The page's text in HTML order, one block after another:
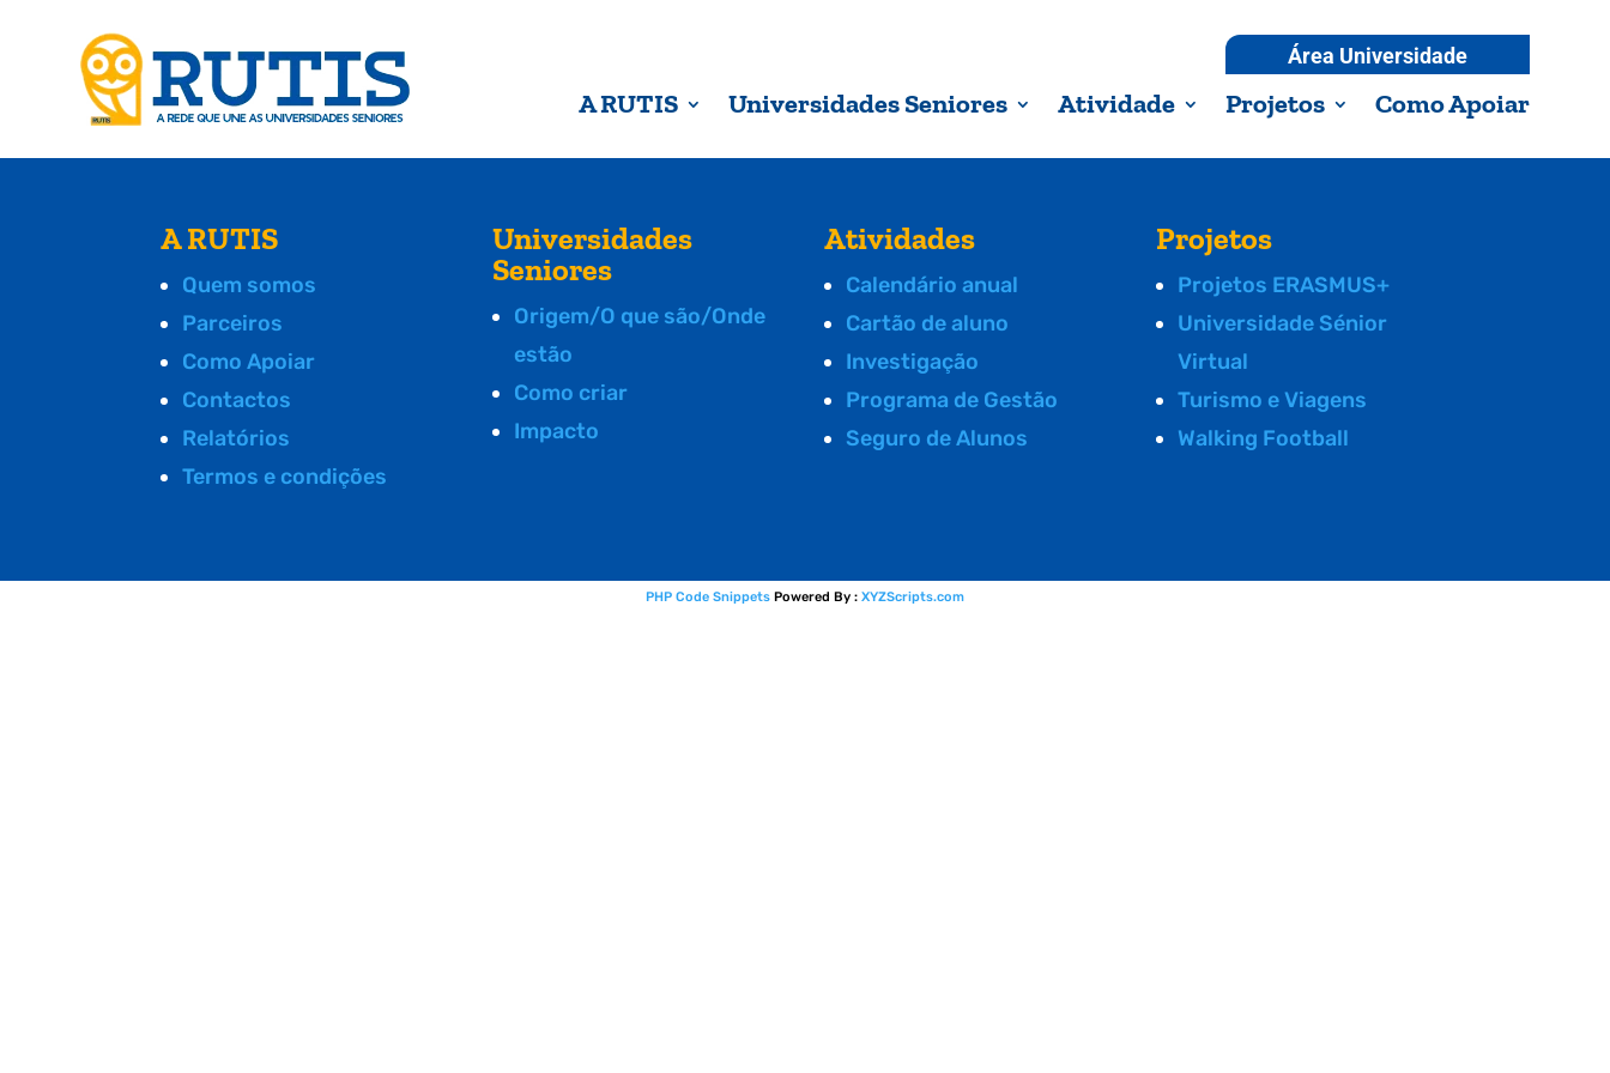
Área Universidade
A RUTIS Universidades Seniores Atividade Projetos Como Apoiar
A RUTIS
Quem somos
Parceiros
Como Apoiar
Contactos
Relatórios
Termos e condições
Universidades
Seniores
Origem/O que são/Onde
estão
Como criar
Impacto
Atividades
Calendário anual
Cartão de aluno
Investigação
Programa de Gestão
Seguro de Alunos
Projetos
Projetos ERASMUS+
Universidade Sénior
Virtual
Turismo e Viagens
Walking Football
PHP Code Snippets Powered By : XYZScripts.com